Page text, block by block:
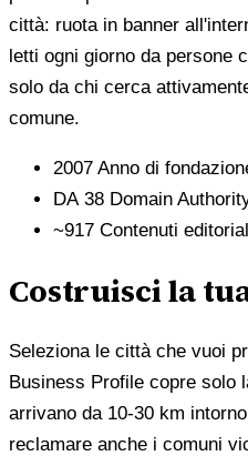
città: ruota in banner
letti ogni giorno da persone
solo da chi cerca
comune.
2007 Anno di
DA 38 Domain
~917 Contenuti
Costruisci la
Seleziona le città che vuoi
Business Profile copre solo
arrivano da 10-30 km
reclamare anche i comuni